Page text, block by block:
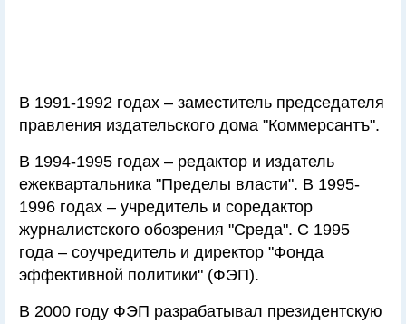
В 1991-1992 годах – заместитель председателя
правления издательского дома "Коммерсантъ".
В 1994-1995 годах – редактор и издатель
ежеквартальника "Пределы власти". В 1995-
1996 годах – учредитель и соредактор
журналистского обозрения "Среда". С 1995
года – соучредитель и директор "Фонда
эффективной политики" (ФЭП).
В 2000 году ФЭП разрабатывал президентскую